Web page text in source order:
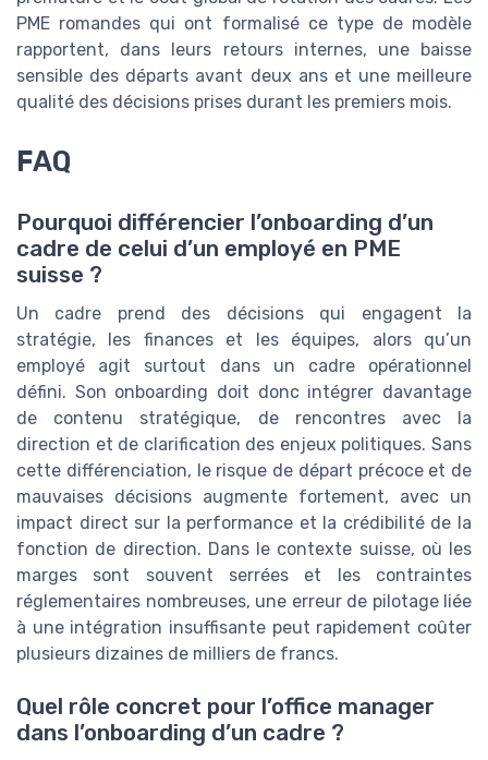
PME romandes qui ont formalisé ce type de modèle
rapportent, dans leurs retours internes, une baisse
sensible des départs avant deux ans et une meilleure
qualité des décisions prises durant les premiers mois.
FAQ
Pourquoi différencier l’onboarding d’un
cadre de celui d’un employé en PME
suisse ?
Un cadre prend des décisions qui engagent la
stratégie, les finances et les équipes, alors qu’un
employé agit surtout dans un cadre opérationnel
défini. Son onboarding doit donc intégrer davantage
de contenu stratégique, de rencontres avec la
direction et de clarification des enjeux politiques. Sans
cette différenciation, le risque de départ précoce et de
mauvaises décisions augmente fortement, avec un
impact direct sur la performance et la crédibilité de la
fonction de direction. Dans le contexte suisse, où les
marges sont souvent serrées et les contraintes
réglementaires nombreuses, une erreur de pilotage liée
à une intégration insuffisante peut rapidement coûter
plusieurs dizaines de milliers de francs.
Quel rôle concret pour l’office manager
dans l’onboarding d’un cadre ?